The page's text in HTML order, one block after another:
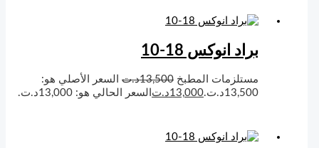
براد انوكس 18-10
مستلزمات المطبخ13,500د.ت السعر الأصلي هو:
13,500د.ت.
13,000د.ت السعر الحالي هو: 13,000د.ت.